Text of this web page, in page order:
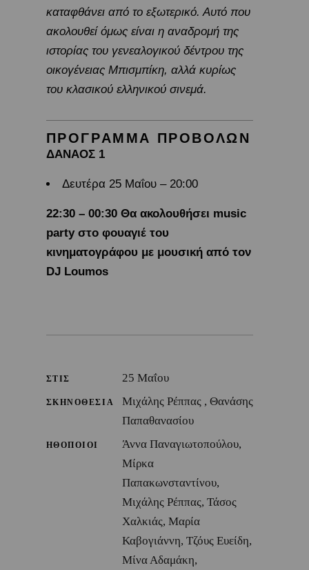
καταφθάνει από το εξωτερικό. Αυτό που
ακολουθεί όμως είναι η αναδρομή της
ιστορίας του γενεαλογικού δέντρου της
οικογένειας Μπισμπίκη, αλλά κυρίως
του κλασικού ελληνικού σινεμά.
ΠΡΟΓΡΑΜΜΑ ΠΡΟΒΟΛΩΝ
ΔΑΝΑΟΣ 1
Δευτέρα 25 Μαΐου – 20:00
22:30 – 00:30 Θα ακολουθήσει music
party στο φουαγιέ του
κινηματογράφου με μουσική από τον
DJ Loumos
ΣΤΙΣ 25 Μαΐου
ΣΚΗΝΟΘΕΣΙΑ
Μιχάλης Ρέππας , Θανάσης
Παπαθανασίου
ΗΘΟΠΟΙΟΙ
Άννα Παναγιωτοπούλου,
Μίρκα
Παπακωνσταντίνου,
Μιχάλης Ρέππας, Τάσος
Χαλκιάς, Μαρία
Καβογιάννη, Τζόυς Ευείδη,
Μίνα Αδαμάκη,